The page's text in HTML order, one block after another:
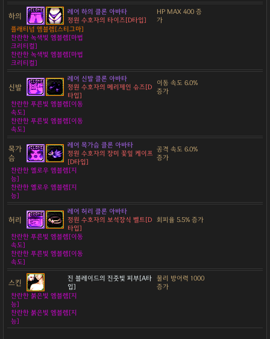
하의
레어 하의 클론 아바타
정원 수호자의 타이즈[D타입]
HP MAX 400 증
가
플래티넘 엠블렘[스티그마]
찬란한 녹색빛 엠블렘[마법
크리티컬]
찬란한 녹색빛 엠블렘[마법
크리티컬]
신발
레어 신발 클론 아바타
정원 수호자의 메리제인 슈즈[D
타입]
이동 속도 6.0%
증가
찬란한 푸른빛 엠블렘[이동
속도]
찬란한 푸른빛 엠블렘[이동
속도]
목가
슴
레어 목가슴 클론 아바타
정원 수호자의 장미 꽃잎 케이프
[D타입]
공격 속도 6.0%
증가
찬란한 옐로우 엠블렘[지
능]
찬란한 옐로우 엠블렘[지
능]
허리
레어 허리 클론 아바타
정원 수호자의 보석장식 벨트[D
타입]
회피율 5.5% 증가
찬란한 푸른빛 엠블렘[이동
속도]
찬란한 푸른빛 엠블렘[이동
속도]
스킨
진 블레이드의 진줏빛 피부[A타
입]
물리 방어력 1000
증가
찬란한 붉은빛 엠블렘[지
능]
찬란한 붉은빛 엠블렘[지
능]